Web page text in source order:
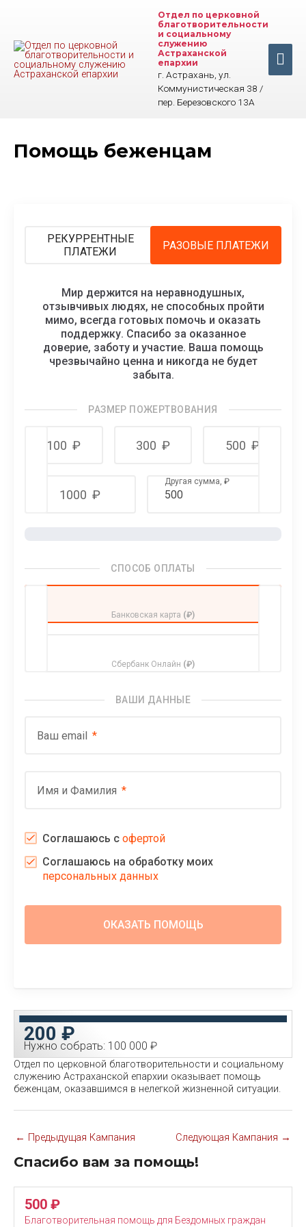
Отдел по церковной
благотворительности
и социальному
служению
Астраханской
епархии
г. Астрахань, ул.
Коммунистическая 38 /
пер. Березовского 13А
Помощь беженцам
РЕКУРРЕНТНЫЕ
ПЛАТЕЖИ
РАЗОВЫЕ ПЛАТЕЖИ
Мир держится на неравнодушных,
отзывчивых людях, не способных пройти
мимо, всегда готовых помочь и оказать
поддержку. Спасибо за оказанное
доверие, заботу и участие. Ваша помощь
чрезвычайно ценна и никогда не будет
забыта.
РАЗМЕР ПОЖЕРТВОВАНИЯ
100 ₽ 300 ₽ 500 ₽
1000 ₽
Другая сумма, ₽
СПОСОБ ОПЛАТЫ
Банковская карта (₽)
Сбербанк Онлайн (₽)
ВАШИ ДАННЫЕ
Ваш email
Имя и Фамилия
Соглашаюсь с офертой
Соглашаюсь на обработку моих
персональных данных
200 ₽
Нужно собрать: 100 000 ₽
Отдел по церковной благотворительности и социальному
служению Астраханской епархии оказывает помощь
беженцам, оказавшимся в нелегкой жизненной ситуации.
Навигация
по
записям
← Предыдущая Кампания Следующая Кампания →
Спасибо вам за помощь!
500 ₽
Благотворительная помощь для Бездомных граждан